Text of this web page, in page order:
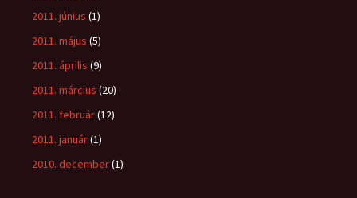
2011. június (1)
2011. május (5)
2011. április (9)
2011. március (20)
2011. február(12)
2011. január(1)
2010. december(1)